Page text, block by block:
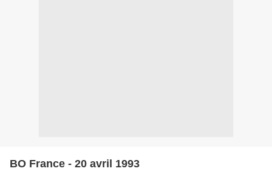
BO France - 20 avril 1993